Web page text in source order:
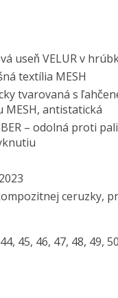
useň VELUR v
textília MESH
tvarovaná s
antistatická
– odolná proti
ceruzky,
45, 46, 47, 48, 49, 50